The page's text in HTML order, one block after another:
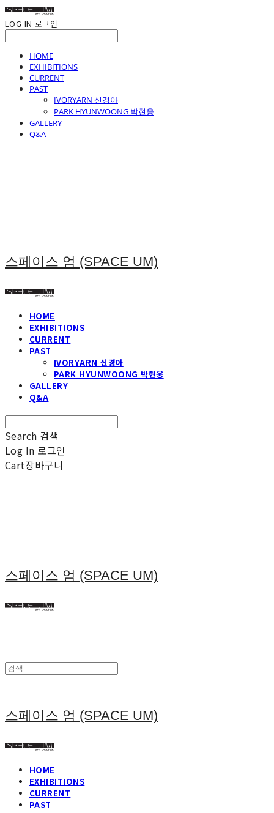
LOG IN 로그인
HOME
EXHIBITIONS
CURRENT
PAST
IVORYARN 신경아
PARK HYUNWOONG 박현웅
GALLERY
Q&A
스페이스 엄 (SPACE UM)
HOME
EXHIBITIONS
CURRENT
PAST
IVORYARN 신경아
PARK HYUNWOONG 박현웅
GALLERY
Q&A
Search 검색
Log In 로그인
Cart장바구니
스페이스 엄 (SPACE UM)
스페이스 엄 (SPACE UM)
HOME
EXHIBITIONS
CURRENT
PAST